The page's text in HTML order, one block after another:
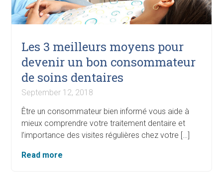
Les 3 meilleurs moyens pour
devenir un bon consommateur
de soins dentaires
September 12, 2018
Être un consommateur bien informé vous aide à
mieux comprendre votre traitement dentaire et
l’importance des visites régulières chez votre […]
Read more